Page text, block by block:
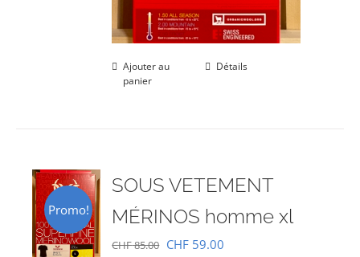
Ajouter au
panier
Détails
Promo!
SOUS VETEMENT
MÉRINOS homme xl
CHF85.00 Le
CHF 59.00